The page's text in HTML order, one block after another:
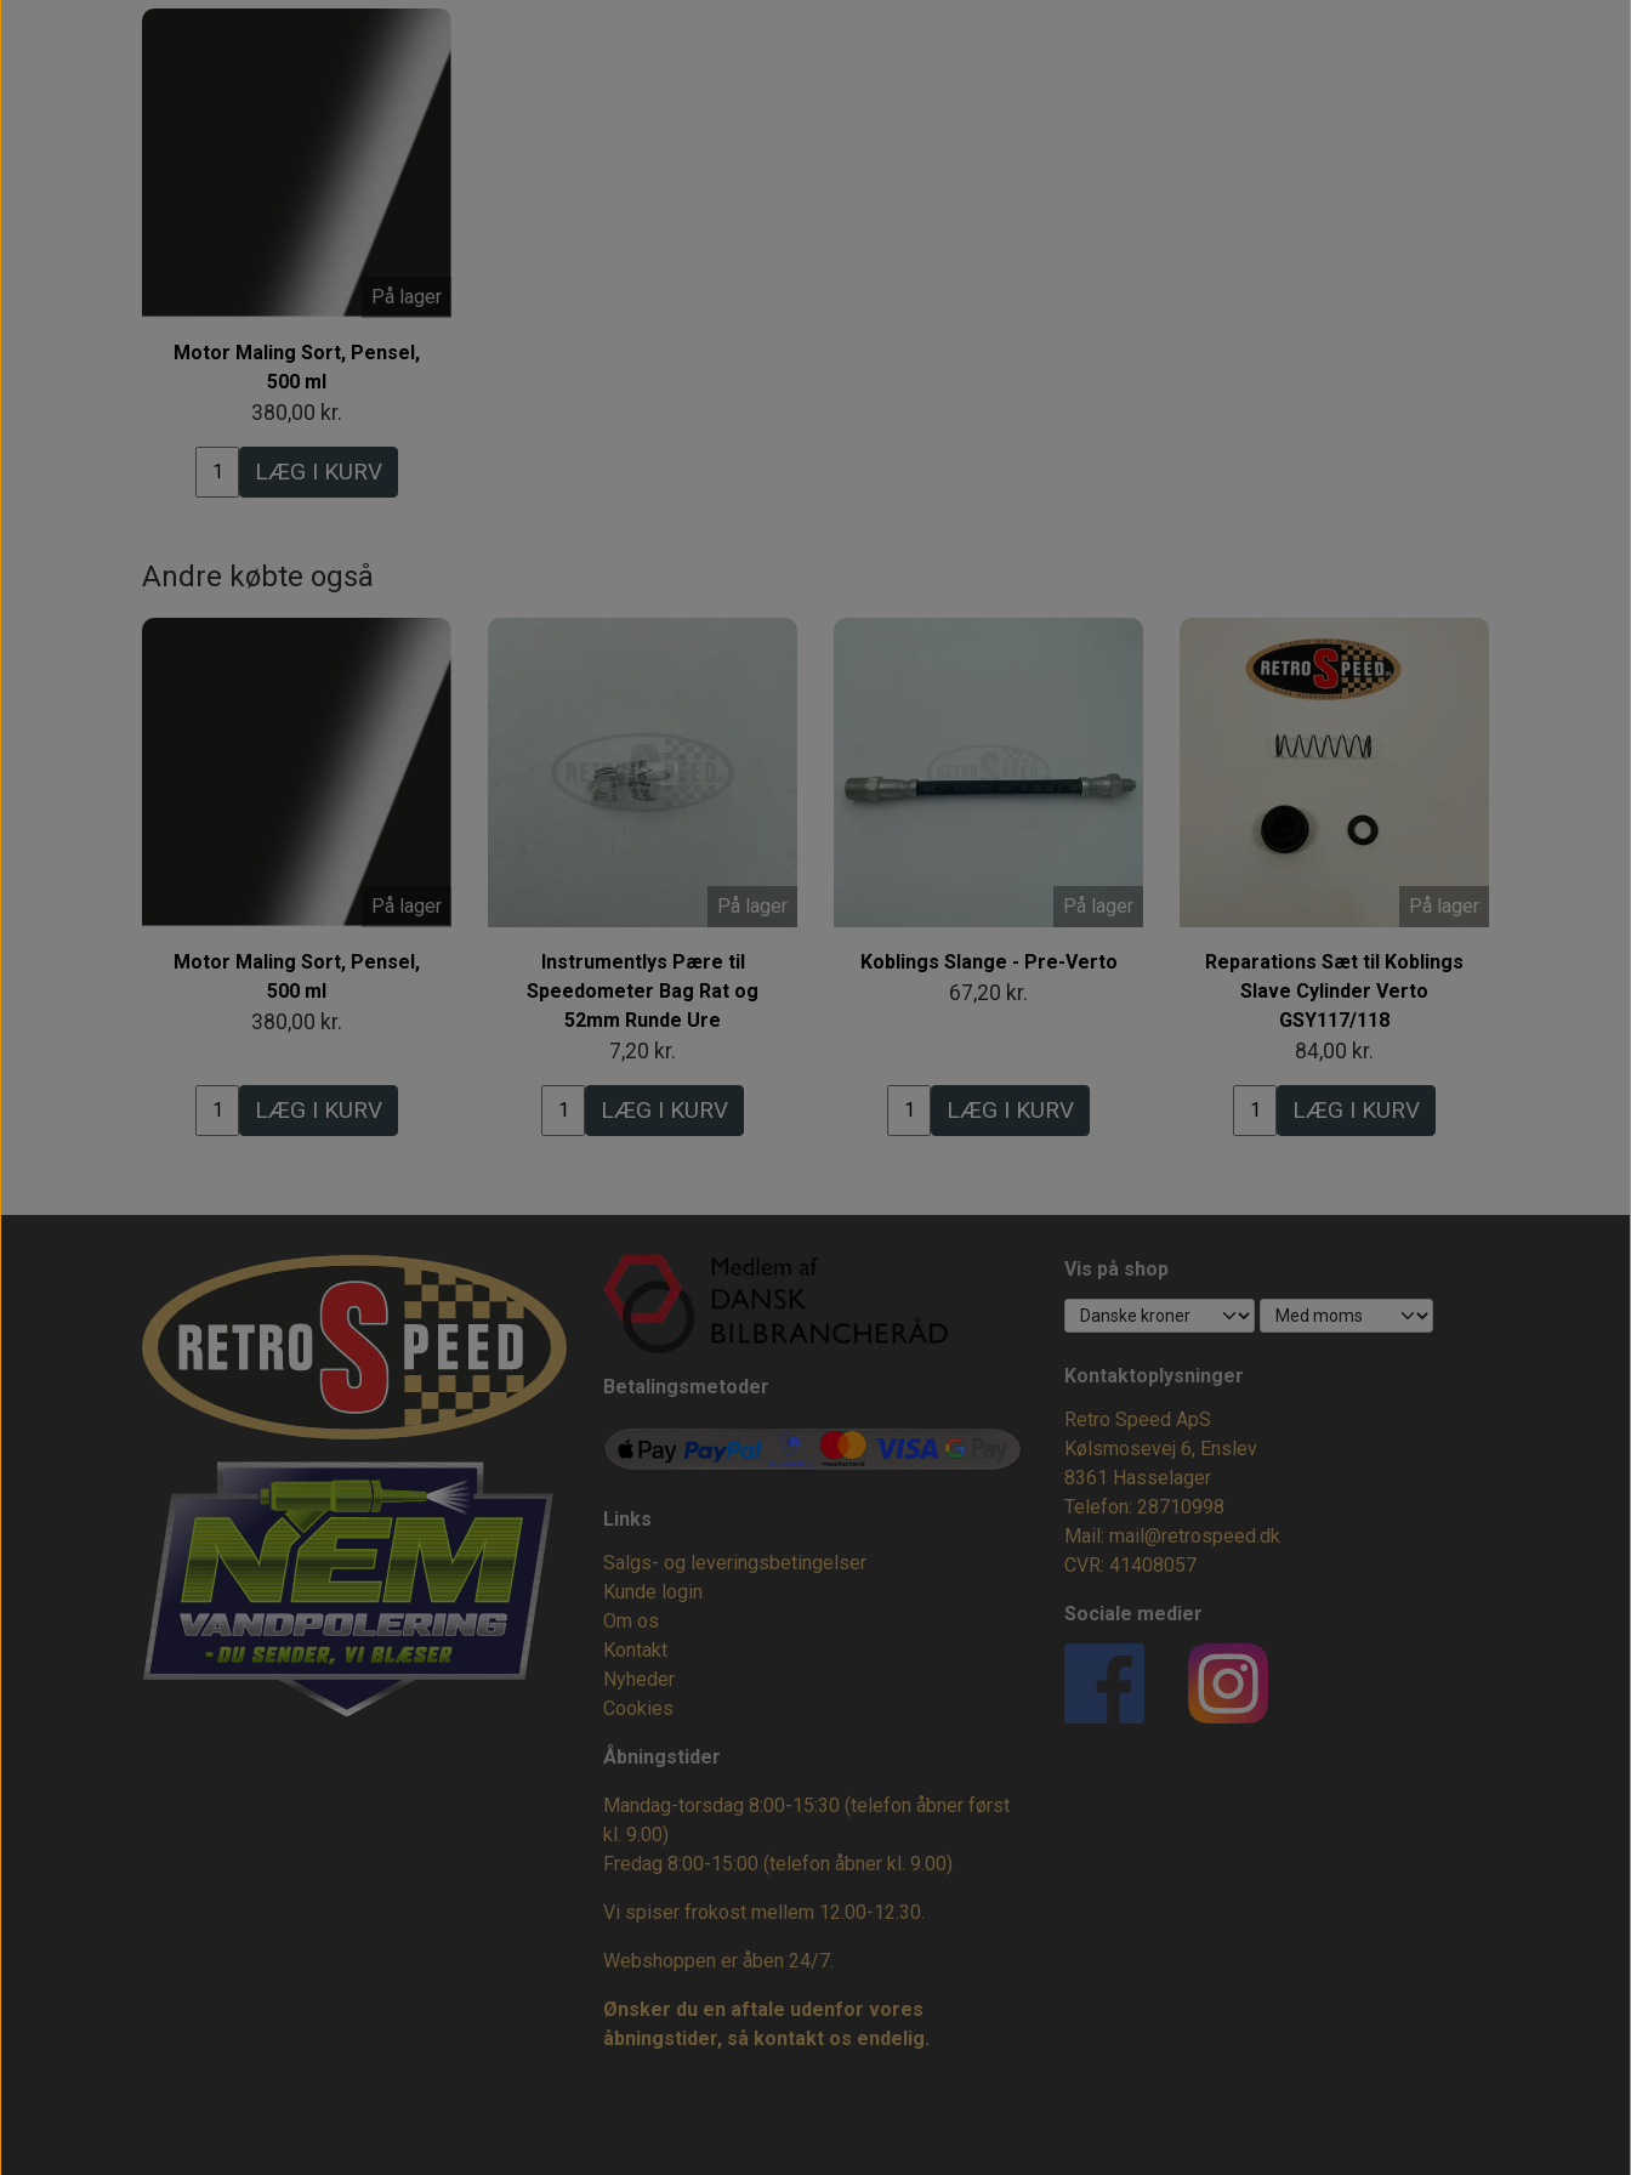
På lager
Motor Maling Sort, Pensel,
500 ml
380,00 kr.
LÆG I KURV
Andre købte også
På lager
Motor Maling Sort, Pensel,
500 ml
380,00 kr.
LÆG I KURV
På lager
Instrumentlys Pære til
Speedometer Bag Rat og
52mm Runde Ure
7,20 kr.
LÆG I KURV
På lager
Koblings Slange - Pre-Verto
67,20 kr.
LÆG I KURV
På lager
Reparations Sæt til Koblings
Slave Cylinder Verto
GSY117/118
84,00 kr.
LÆG I KURV
Betalingsmetoder
Links
Salgs- og leveringsbetingelser
Kunde login
Om os
Kontakt
Nyheder
Cookies
Åbningstider
Mandag-torsdag 8:00-15:30 (telefon åbner først
kl. 9.00)
Fredag 8:00-15:00 (telefon åbner kl. 9.00)
Vi spiser frokost mellem 12.00-12.30.
Webshoppen er åben 24/7.
Ønsker du en aftale udenfor vores
åbningstider, så kontakt os endelig.
Vis på shop
Kontaktoplysninger
Retro Speed ApS
Kølsmosevej 6, Enslev
8361 Hasselager
Telefon: 28710998
Mail: mail@retrospeed.dk
CVR: 41408057
Sociale medier